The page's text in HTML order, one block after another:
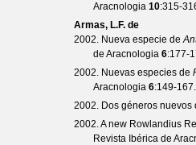
Aracnologia 10:315-
Armas, L.F. de
2002. Nueva especie de
de Aracnologia 6:177-
2002. Nuevas especies de
Aracnologia 6:149-167.
2002. Dos géneros
2002. A new Rowlandius
Revista Ibérica de